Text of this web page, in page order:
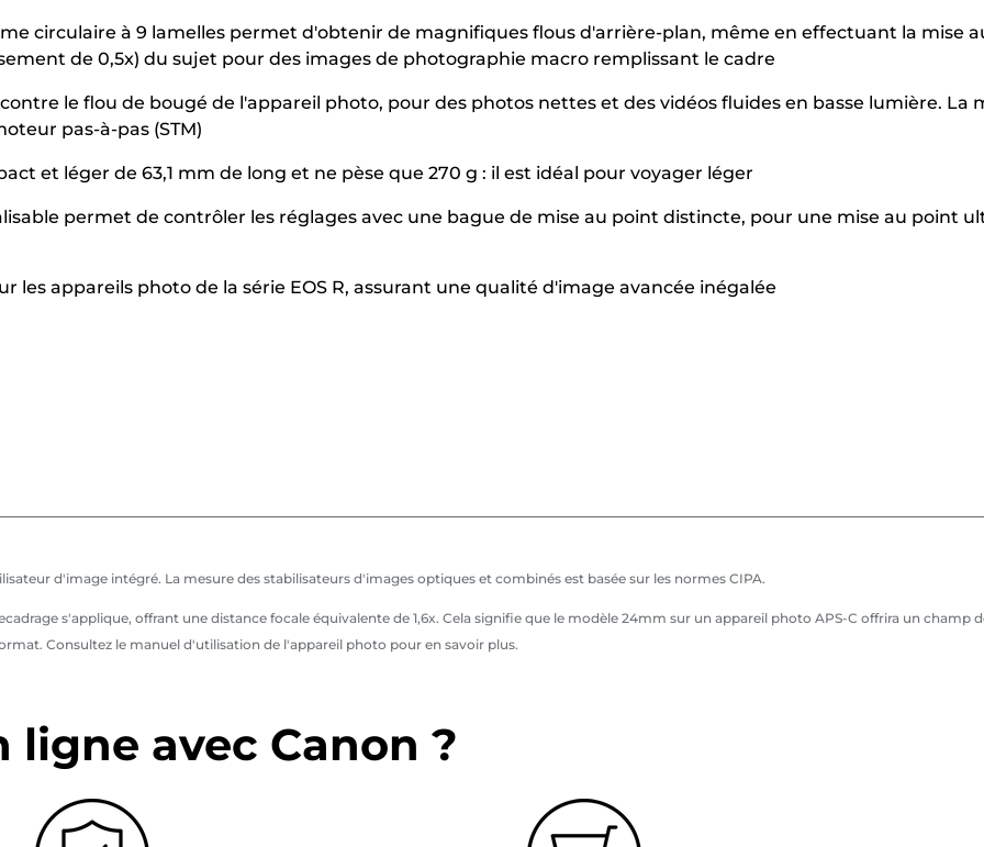
circulaire à 9 lamelles permet d'obtenir de magnifiques flous d'arrière-plan, même en effectuant la mise
de 0,5x) du sujet pour des images de photographie macro remplissant le cadre
le flou de bougé de l'appareil photo, pour des photos nettes et des vidéos fluides en basse lumière. La
pas-à-pas (STM)
et léger de 63,1 mm de long et ne pèse que 270 g : il est idéal pour voyager léger
permet de contrôler les réglages avec une bague de mise au point distincte, pour une mise au point
les appareils photo de la série EOS R, assurant une qualité d'image avancée inégalée
d'image intégré. La mesure des stabilisateurs d'images optiques et combinés est basée sur les normes CIPA.
s'applique, offrant une distance focale équivalente de 1,6x. Cela signifie que le modèle 24mm sur un appareil photo APS-C offrira un champ
Consultez le manuel d'utilisation de l'appareil photo pour en savoir plus.
avec Canon ?